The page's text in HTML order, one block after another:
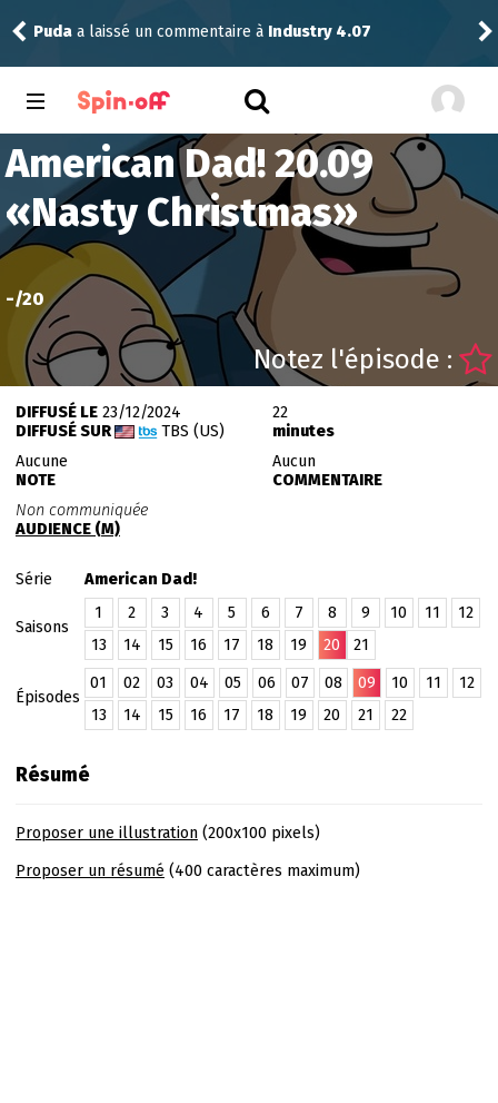
Puda a laissé un commentaire à Industry 4.07
American Dad! 20.09
«Nasty Christmas»
-/20
Notez l'épisode :
DIFFUSÉ LE23/12/2024
DIFFUSÉ SUR
TBS (US)
22
minutes
Aucune
NOTE
Aucun
COMMENTAIRE
Non communiquée
AUDIENCE (M)
Série American Dad!
Saisons
1 2 3 4 5 6 7 8 9 10 11
12
13
14 15 16 17 18 19 20 21
Épisodes
01 02 03 04 05 06 07 08 09 10 11
12
13
14 15 16 17 18 19 20 21 22
Résumé
Proposer une illustration(200x100 pixels)
Proposer un résumé (400 caractères maximum)